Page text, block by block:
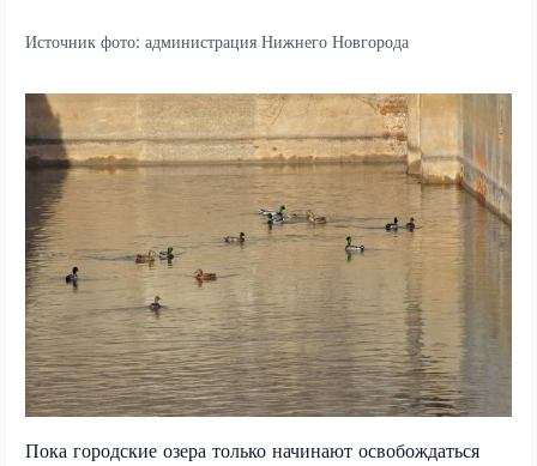
Источник фото: администрация Нижнего Новгорода
Пока городские озера только начинают освобождаться